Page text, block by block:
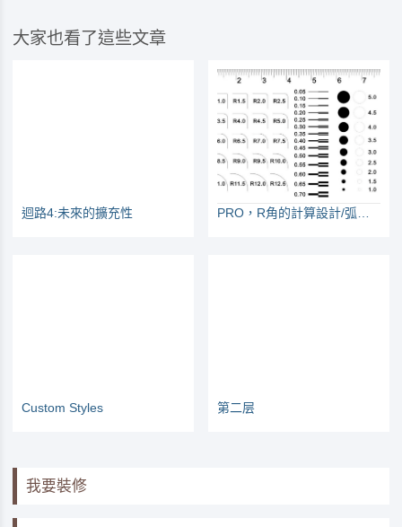
大家也看了這些文章
迴路4:未來的擴充性
Custom Styles 第二层
我要裝修